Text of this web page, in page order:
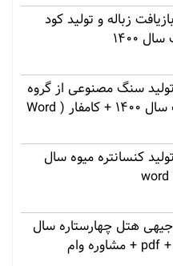
زباله و تولید کود
1400
سنگ مصنوعی از گروه
سمنت پلاست سال 1400 + کامفار ( Word
کنسانتره میوه سال
هتل چهارستاره سال